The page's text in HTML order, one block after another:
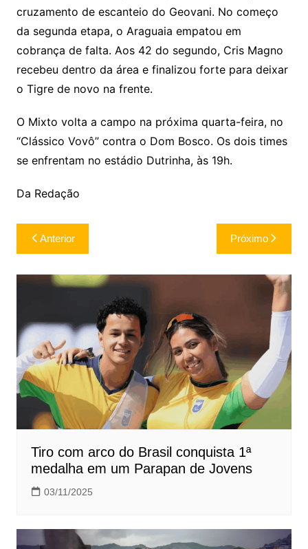
cruzamento de escanteio do Geovani. No começo
da segunda etapa, o Araguaia empatou em
cobrança de falta. Aos 42 do segundo, Cris Magno
recebeu dentro da área e finalizou forte para deixar
o Tigre de novo na frente.
O Mixto volta a campo na próxima quarta-feira, no
“Clássico Vovô” contra o Dom Bosco. Os dois times
se enfrentam no estádio Dutrinha, às 19h.
Da Redação
Navegação
de
Post
Anterior Próximo
Tiro com arco do Brasil conquista 1ª
medalha em um Parapan de Jovens
03/11/2025